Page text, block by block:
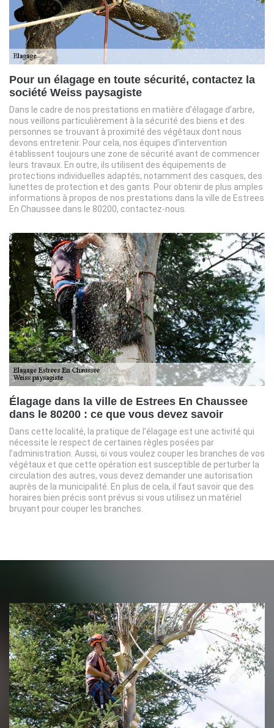
Pour un élagage en toute sécurité, contactez la
société Weiss paysagiste
Dans le cadre de nos prestations en matière d’élagage d’arbre,
nous veillons particulièrement à la sécurité des biens et des
personnes se trouvant à proximité des végétaux dont nous
devons entretenir. Pour cela, nos équipes d’intervention
établissent toujours une zone de sécurité avant de commencer
leurs travaux. En outre, ils utilisent des équipements de
protections individuelles adaptés, notamment des casques, des
lunettes de protection et des gants. Pour obtenir de plus amples
informations à propos de nos prestations dans la ville de Estrees
En Chaussee dans le 80200, contactez-nous.
Élagage dans la ville de Estrees En Chaussee
dans le 80200 : ce que vous devez savoir
Dans cette localité, la pratique de l’élagage est une activité qui
nécessite le respect de certaines règles posées par
l’administration. Aussi, si vous voulez couper les branches de vos
végétaux et que cette opération est susceptible de perturber la
circulation des autres, vous devez demander une autorisation
auprès de la municipalité. En plus de cela, il faut savoir que des
horaires bien précis sont prévus si vous utilisez un matériel
bruyant pour couper les branches.